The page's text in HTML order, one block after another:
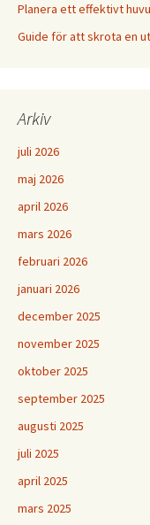
Planera ett effektivt
Guide för att skrota en
Arkiv
juli 2026
maj 2026
april 2026
mars 2026
februari 2026
januari 2026
december 2025
november 2025
oktober 2025
september 2025
augusti 2025
juli 2025
april 2025
mars 2025